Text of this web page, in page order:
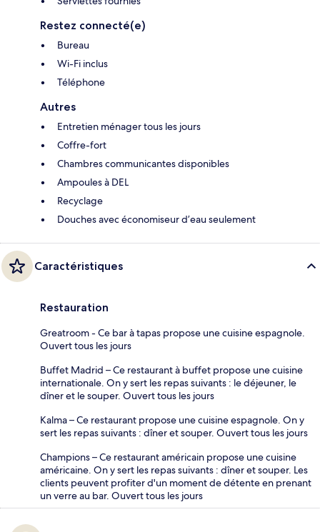
Restez connecté(e)
Bureau
Wi-Fi inclus
Téléphone
Autres
Entretien ménager tous les jours
Coffre-fort
Chambres communicantes disponibles
Ampoules à DEL
Recyclage
Douches avec économiseur d’eau seulement
Caractéristiques
Restauration
Greatroom - Ce bar à tapas propose une cuisine espagnole.
Ouvert tous les jours
Buffet Madrid – Ce restaurant à buffet propose une cuisine
internationale. On y sert les repas suivants : le déjeuner, le
dîner et le souper. Ouvert tous les jours
Kalma – Ce restaurant propose une cuisine espagnole. On y
sert les repas suivants : dîner et souper. Ouvert tous les jours
Champions – Ce restaurant américain propose une cuisine
américaine. On y sert les repas suivants : dîner et souper. Les
clients peuvent profiter d'un moment de détente en prenant
un verre au bar. Ouvert tous les jours